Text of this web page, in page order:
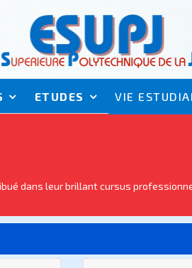
ETUDES VIE
dans leur brillant cursus